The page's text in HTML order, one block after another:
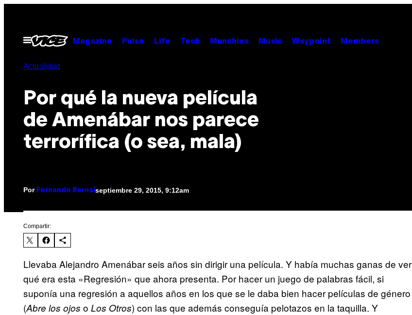
contenido
Abrir
Menú
Magazine Pulse Life Tech Munchies Music Waypoint Members
Actualidad
Por qué la nueva película
de Amenábar nos parece
terrorífica (o sea, mala)
Por Fernando Bernal septiembre 29, 2015, 9:12am
Compartir:
Llevaba Alejandro Amenábar seis años sin dirigir una película. Y había muchas ganas de ver
qué era esta «Regresión» que ahora presenta. Por hacer un juego de palabras fácil, si
suponía una regresión a aquellos años en los que se le daba bien hacer películas de género
(Abre los ojos o Los Otros) con las que además conseguía pelotazos en la taquilla. Y